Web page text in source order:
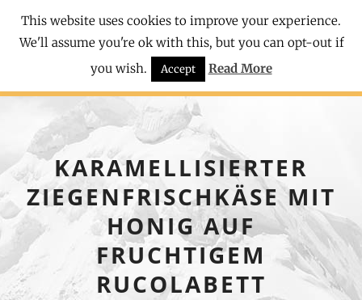
KARAMELLISIERTER
ZIEGENFRISCHKÄSE MIT
HONIG AUF
FRUCHTIGEM
RUCOLABETT
This website uses cookies to improve your experience.
We'll assume you're ok with this, but you can opt-out if
you wish.
Accept Read More